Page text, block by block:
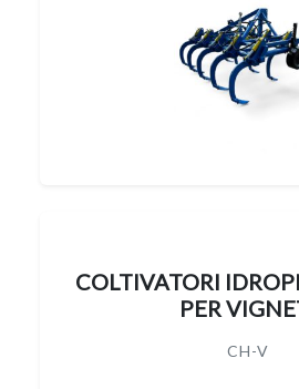
COLTIVATORI
PER
CH-V